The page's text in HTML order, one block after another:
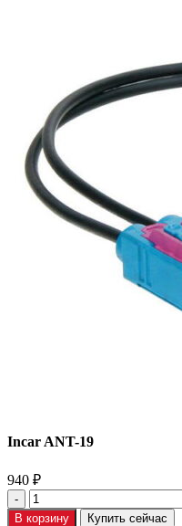
Incar ANT-19
940 ₽
В корзину Купить сейчас